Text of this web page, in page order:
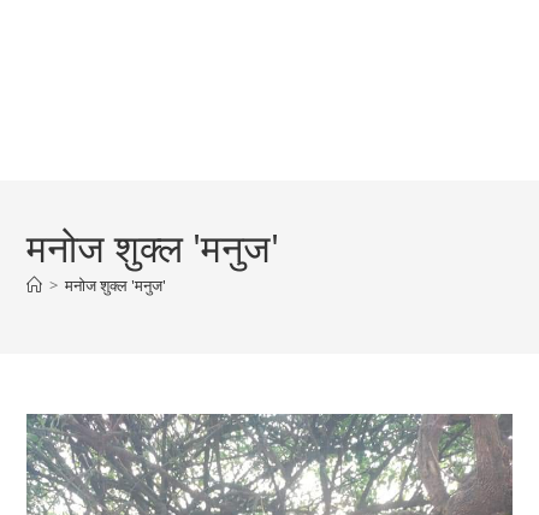
मनोज शुक्ल 'मनुज'
> मनोज शुक्ल 'मनुज'